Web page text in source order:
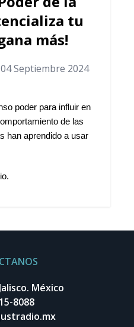
tu
más!
04 Septiembre 2024
poder para influir en
de las
han aprendido a usar
México
8088